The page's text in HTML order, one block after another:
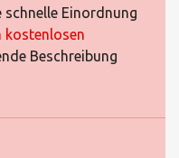
Einordnung
kostenlosen
Beschreibung